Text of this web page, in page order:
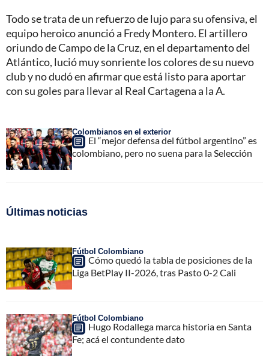
Todo se trata de un refuerzo de lujo para su ofensiva, el
equipo heroico anunció a Fredy Montero. El artillero
oriundo de Campo de la Cruz, en el departamento del
Atlántico, lució muy sonriente los colores de su nuevo
club y no dudó en afirmar que está listo para aportar
con su goles para llevar al Real Cartagena a la A.
Colombianos en el exterior
El “mejor defensa del fútbol argentino” es
colombiano, pero no suena para la Selección
Últimas noticias
Fútbol Colombiano
Cómo quedó la tabla de posiciones de la
Liga BetPlay II-2026, tras Pasto 0-2 Cali
Fútbol Colombiano
Hugo Rodallega marca historia en Santa
Fe; acá el contundente dato